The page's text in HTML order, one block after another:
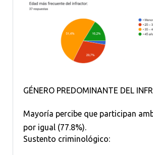
GÉNERO PREDOMINANTE DEL
Mayoría percibe que participan
por igual (77.8%).
Sustento criminológico: